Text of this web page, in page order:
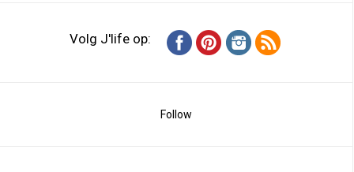
Volg J'life op:
Follow